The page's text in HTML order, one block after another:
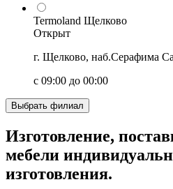
Termoland Щелково
Открыт
г. Щелково, наб.Серафима
с 09:00 до 00:00
Выбрать филиал
Изготовление,
мебели
изготовления.